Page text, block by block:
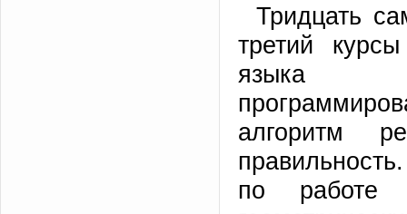
Тридцать
третий
языка
алгоритм
по работе